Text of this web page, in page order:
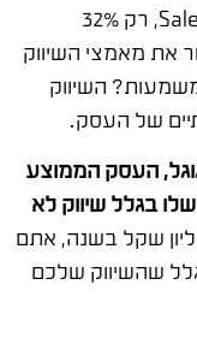
עוד נתון מעניין: לפי מחקר של Salesforce, רק 32%
את מאמצי השיווק
השיווק
של העסק.
העסק הממוצע
שלו בגלל שיווק לא
שקל בשנה, אתם
בגלל שהשיווק שלכם